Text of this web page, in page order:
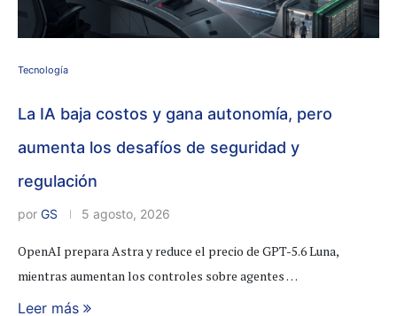
Tecnología
La IA baja costos y gana autonomía, pero
aumenta los desafíos de seguridad y
regulación
por GS 5 agosto, 2026
OpenAI prepara Astra y reduce el precio de GPT-5.6 Luna,
mientras aumentan los controles sobre agentes …
Leer más